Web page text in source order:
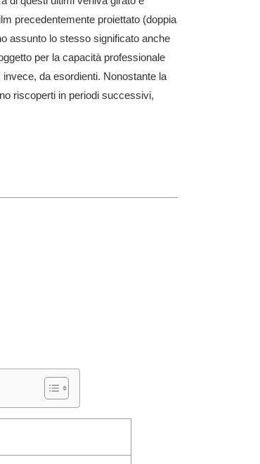
precedentemente proiettato (doppia
assunto lo stesso significato anche
per la capacità professionale
da esordienti. Nonostante la
riscoperti in periodi successivi,